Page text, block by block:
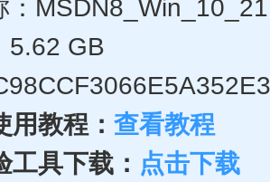
：
5.62 GB
用教程： 查看教程
工具下载： 点击下载